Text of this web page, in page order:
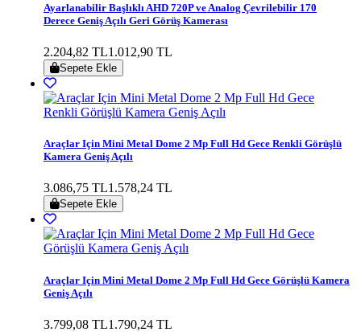
Ayarlanabilir Başlıklı AHD 720P ve Analog Çevrilebilir 170
Derece Geniş Açılı Geri Görüş Kamerası
2.204,82 TL1.012,90 TL
Sepete Ekle
Araçlar Için Mini Metal Dome 2 Mp Full Hd Gece Renkli Görüşlü
Kamera Geniş Açılı
3.086,75 TL1.578,24 TL
Sepete Ekle
Araçlar Için Mini Metal Dome 2 Mp Full Hd Gece Görüşlü Kamera
Geniş Açılı
3.799,08 TL1.790,24 TL